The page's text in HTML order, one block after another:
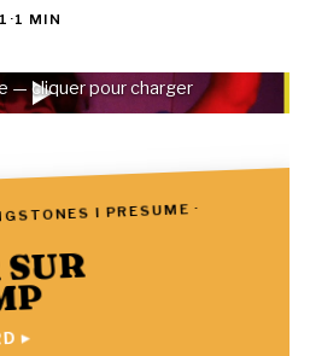
·1 MIN
— cliquer pour charger
I PRESUME ·
▸